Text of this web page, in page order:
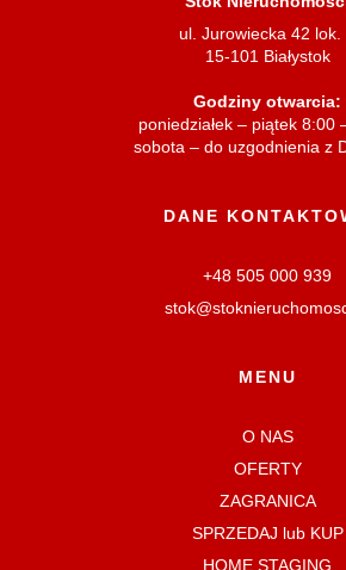
ul. Jurowiecka 42 lok.
15-101 Białystok
Godziny otwarcia:
poniedziałek – piątek 8:00
sobota – do uzgodnienia z
DANE
+48 505 000 939
MENU
O NAS
OFERTY
ZAGRANICA
SPRZEDAJ lub KUP
HOME STAGING